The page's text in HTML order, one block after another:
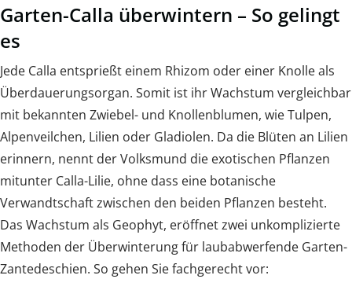
Garten-Calla überwintern – So gelingt
es
Jede Calla entsprießt einem Rhizom oder einer Knolle als
Überdauerungsorgan. Somit ist ihr Wachstum vergleichbar
mit bekannten Zwiebel- und Knollenblumen, wie Tulpen,
Alpenveilchen, Lilien oder Gladiolen. Da die Blüten an Lilien
erinnern, nennt der Volksmund die exotischen Pflanzen
mitunter Calla-Lilie, ohne dass eine botanische
Verwandtschaft zwischen den beiden Pflanzen besteht.
Das Wachstum als Geophyt, eröffnet zwei unkomplizierte
Methoden der Überwinterung für laubabwerfende Garten-
Zantedeschien. So gehen Sie fachgerecht vor: